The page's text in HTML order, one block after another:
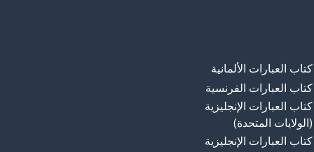
كتاب العبارات الألمانية
كتاب العبارات الفرنسية
كتاب العبارات الإنجليزية
(الولايات المتحدة)
كتاب العبارات الإنجليزية